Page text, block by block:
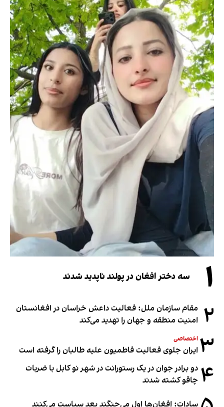
۱ سه دختر افغان در پولند ناپدید شدند
۲ مقام سازمان ملل: فعالیت داعش خراسان در افغانستان
امنیت منطقه و جهان را تهدید می‌کند
۳ اختصاصی
ایران جلوی فعالیت فاطمیون علیه طالبان را گرفته است
۴ دو برادر جوان در یک رستورانت در شهر نو کابل با ضربات
چاقو کشته شدند
سادات: افغان‌ها اول می‌جنگند بعد سیاست می‌کنند